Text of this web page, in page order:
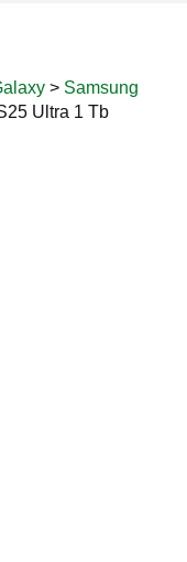
> Samsung
Ultra 1 Tb